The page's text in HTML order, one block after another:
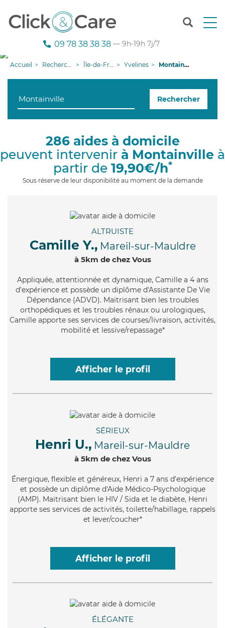
T
n
g
i
09 78 38 38 38 — 9h-19h 7j/7
Accueil Recherche aide à domicile Île-de-France Yvelines Montainville
Rechercher
286 aides à domicile
peuvent intervenir à Montainville à
partir de 19,90€/h*
Sous réserve de leur disponibilité au moment de la demande
ALTRUISTE
Camille Y., Mareil-sur-Mauldre
à 5km de chez Vous
Appliquée, attentionnée et dynamique, Camille a 4 ans
d'expérience et possède un diplôme d'Assistante De Vie
Dépendance (ADVD). Maitrisant bien les troubles
orthopédiques et les troubles rénaux ou urologiques,
Camille apporte ses services de courses/livraison, activités,
mobilité et lessive/repassage*
Afficher le profil
SÉRIEUX
Henri U., Mareil-sur-Mauldre
à 5km de chez Vous
Énergique, flexible et généreux, Henri a 7 ans d'expérience
et possède un diplôme d'Aide Médico-Psychologique
(AMP). Maitrisant bien le HIV / Sida et le diabète, Henri
apporte ses services de activités, toilette/habillage, rappels
et lever/coucher*
Afficher le profil
ÉLÉGANTE